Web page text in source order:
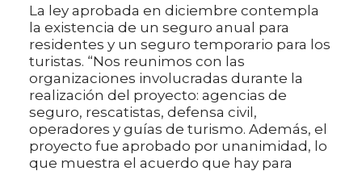
La ley aprobada en diciembre contempla
la existencia de un seguro anual para
residentes y un seguro temporario para los
turistas. “Nos reunimos con las
organizaciones involucradas durante la
realización del proyecto: agencias de
seguro, rescatistas, defensa civil,
operadores y guías de turismo. Además, el
proyecto fue aprobado por unanimidad, lo
que muestra el acuerdo que hay para